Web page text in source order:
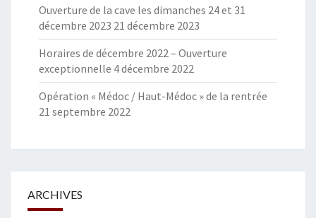
Ouverture de la cave les dimanches 24 et 31
décembre 2023 21 décembre 2023
Horaires de décembre 2022 – Ouverture
exceptionnelle 4 décembre 2022
Opération « Médoc / Haut-Médoc » de la rentrée
21 septembre 2022
ARCHIVES